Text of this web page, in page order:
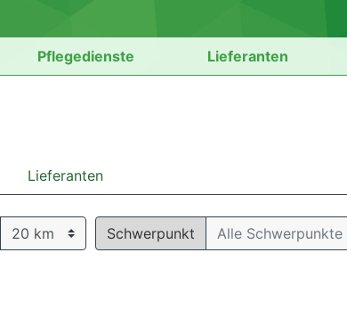
Pflegedienste Lieferanten
Lieferanten
Schwerpunkt Alle Schwerpunkte